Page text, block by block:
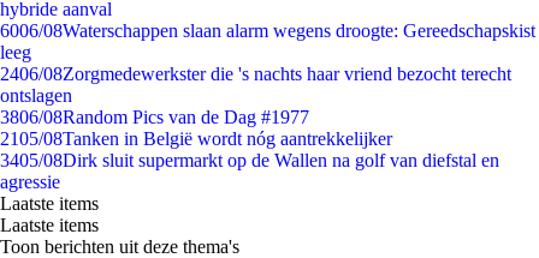
hybride aanval
6006/08Waterschappen slaan alarm wegens droogte: Gereedschapskist
leeg
2406/08Zorgmedewerkster die 's nachts haar vriend bezocht terecht
ontslagen
3806/08Random Pics van de Dag #1977
2105/08Tanken in België wordt nóg aantrekkelijker
3405/08Dirk sluit supermarkt op de Wallen na golf van diefstal en
agressie
Laatste items
Laatste items
Toon berichten uit deze thema's